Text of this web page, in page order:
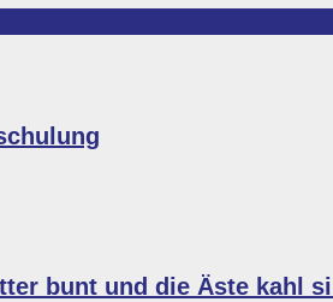
bunt und die Äste kahl